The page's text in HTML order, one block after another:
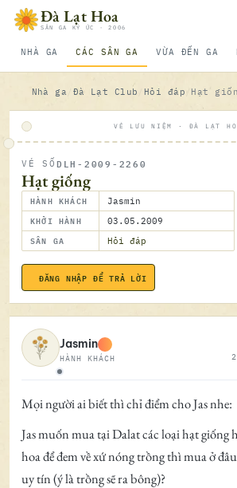
Bỏ qua nội dungĐà Lạt Hoa
SÂN GA KÝ ỨC · 2006
NHÀ GA CÁC SÂN GA VỪA ĐẾN GA
Nhà ga Đà Lạt Club Hỏi đáp Hạt
VÉ LƯU NIỆM · ĐÀ LẠT
VÉ SỐ DLH-2009-2260
Hạt giống
HÀNH KHÁCH Jasmin
KHỞI HÀNH 03.05.2009
SÂN GA Hỏi đáp
ĐĂNG NHẬP ĐỂ TRẢ LỜI
Ngoại tuyến
Jasmin
HÀNH KHÁCH
Mọi người ai biết thì chỉ điểm cho Jas nhe:
Jas muốn mua tại Dalat các loại hạt giống
hoa để đem về xứ nóng trồng thì mua ở
uy tín (ý là trồng sẽ ra bông)?